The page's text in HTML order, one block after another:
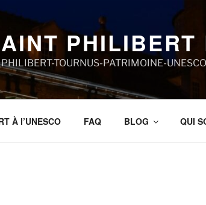
PHILIBERT
TOURNUS-PATRIMOINE-UNESCO
À l’UNESCO FAQ BLOG QUI